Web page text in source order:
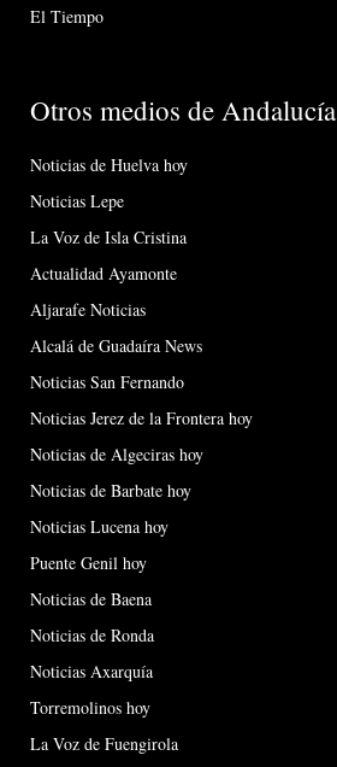
El Tiempo
Otros medios de Andalucía
Noticias de Huelva hoy
Noticias Lepe
La Voz de Isla Cristina
Actualidad Ayamonte
Aljarafe Noticias
Alcalá de Guadaíra News
Noticias San Fernando
Noticias Jerez de la Frontera hoy
Noticias de Algeciras hoy
Noticias de Barbate hoy
Noticias Lucena hoy
Puente Genil hoy
Noticias de Baena
Noticias de Ronda
Noticias Axarquía
Torremolinos hoy
La Voz de Fuengirola